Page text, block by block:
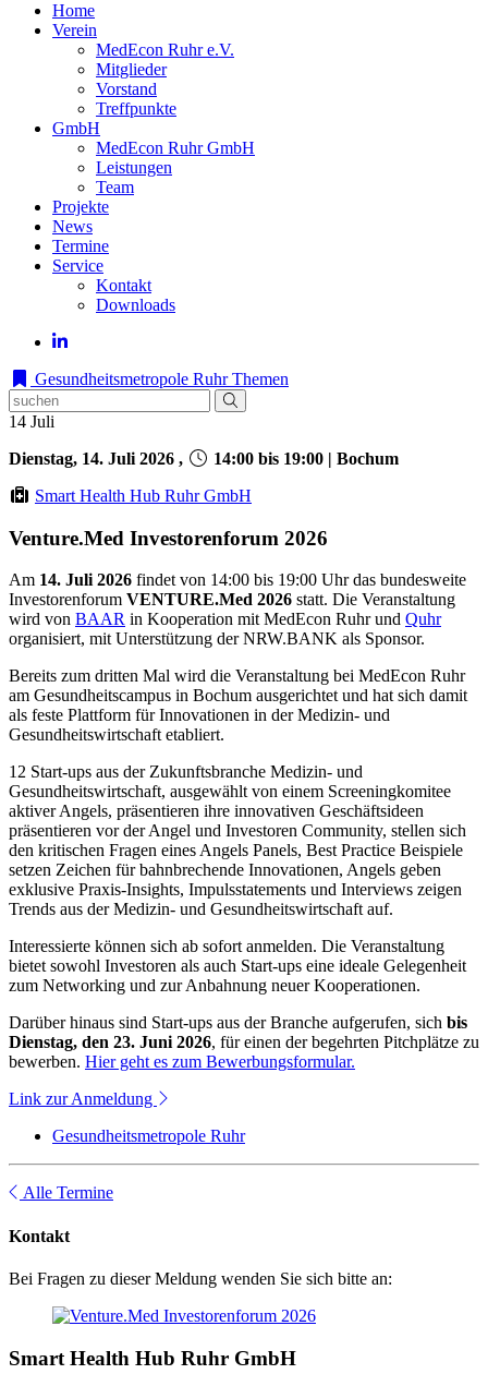
Home
Verein
MedEcon Ruhr e.V.
Mitglieder
Vorstand
Treffpunkte
GmbH
MedEcon Ruhr GmbH
Leistungen
Team
Projekte
News
Termine
Service
Kontakt
Downloads
Gesundheitsmetropole Ruhr Themen
14 Juli
Dienstag, 14. Juli 2026 ,
14:00 bis 19:00 | Bochum
Smart Health Hub Ruhr GmbH
Venture.Med Investorenforum 2026
Am 14. Juli 2026 findet von 14:00 bis 19:00 Uhr das bundesweite
Investorenforum VENTURE.Med 2026 statt. Die Veranstaltung
wird von BAAR in Kooperation mit MedEcon Ruhr und Quhr
organisiert, mit Unterstützung der NRW.BANK als Sponsor.
Bereits zum dritten Mal wird die Veranstaltung bei MedEcon Ruhr
am Gesundheitscampus in Bochum ausgerichtet und hat sich damit
als feste Plattform für Innovationen in der Medizin- und
Gesundheitswirtschaft etabliert.
12 Start-ups aus der Zukunftsbranche Medizin- und
Gesundheitswirtschaft, ausgewählt von einem Screeningkomitee
aktiver Angels, präsentieren ihre innovativen Geschäftsideen
präsentieren vor der Angel und Investoren Community, stellen sich
den kritischen Fragen eines Angels Panels, Best Practice Beispiele
setzen Zeichen für bahnbrechende Innovationen, Angels geben
exklusive Praxis-Insights, Impulsstatements und Interviews zeigen
Trends aus der Medizin- und Gesundheitswirtschaft auf.
Interessierte können sich ab sofort anmelden. Die Veranstaltung
bietet sowohl Investoren als auch Start-ups eine ideale Gelegenheit
zum Networking und zur Anbahnung neuer Kooperationen.
Darüber hinaus sind Start-ups aus der Branche aufgerufen, sich bis
Dienstag, den 23. Juni 2026, für einen der begehrten Pitchplätze zu
bewerben. Hier geht es zum Bewerbungsformular.
Link zur Anmeldung
Gesundheitsmetropole Ruhr
Alle Termine
Kontakt
Bei Fragen zu dieser Meldung wenden Sie sich bitte an:
Smart Health Hub Ruhr GmbH